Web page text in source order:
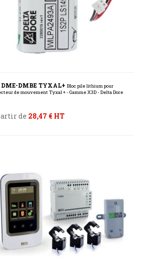
DME-DMBE TYXAL+ Bloc pile lithium pour
de mouvement Tyxal + - Gamme X3D - Delta Dore
de 28,47 € HT